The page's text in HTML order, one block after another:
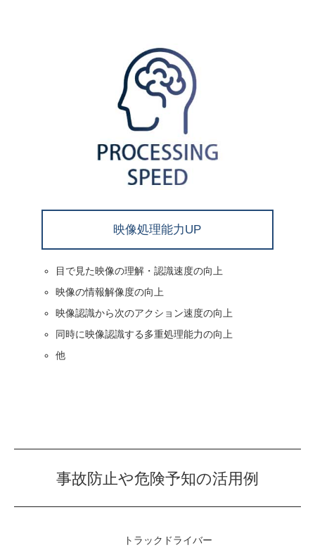
映像処理能力UP
目で見た映像の理解・認識速度の向上
映像の情報解像度の向上
映像認識から次のアクション速度の向上
同時に映像認識する多重処理能力の向上
他
事故防止や危険予知の活用例
トラックドライバー